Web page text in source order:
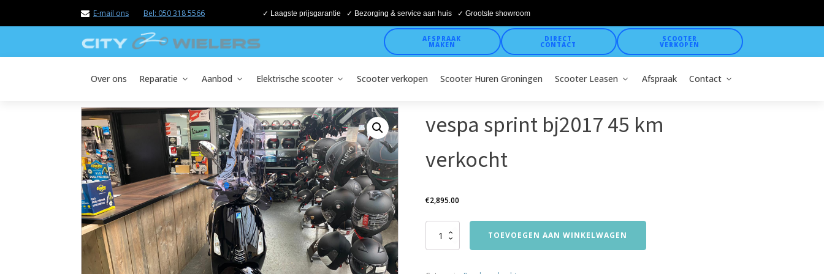
E-mail ons Bel: 050 318 5566 ✓ Laagste prijsgarantie ✓ Bezorging & service aan huis ✓ Grootste showroom
AFSPRAAK
MAKEN
DIRECT
CONTACT
SCOOTER
VERKOPEN
Over ons Reparatie Aanbod Elektrische scooter Scooter verkopen Scooter Huren Groningen Scooter Leasen Afspraak Contact
vespa sprint bj2017 45 km
verkocht
€2,895.00
vespa
TOEVOEGEN AAN WINKELWAGEN